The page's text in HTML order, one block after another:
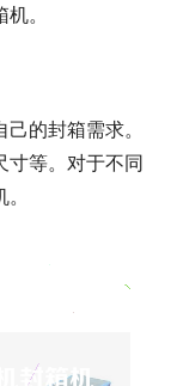
。
的封箱需求。
寸等。对于不同